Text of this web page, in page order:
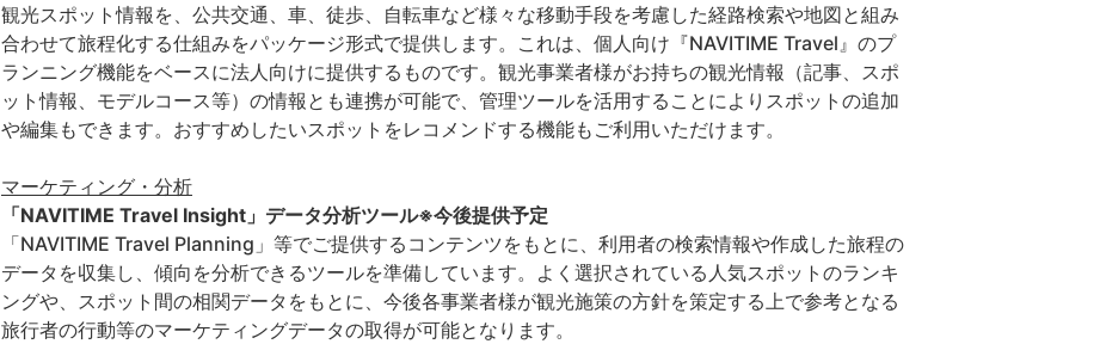
観光スポット情報を、公共交通、車、徒歩、自転車など様々な移動手段を考慮した経路検索や地図と組み
合わせて旅程化する仕組みをパッケージ形式で提供します。これは、個人向け『NAVITIME Travel』のプ
ランニング機能をベースに法人向けに提供するものです。観光事業者様がお持ちの観光情報（記事、スポ
ット情報、モデルコース等）の情報とも連携が可能で、管理ツールを活用することによりスポットの追加
や編集もできます。おすすめしたいスポットをレコメンドする機能もご利用いただけます。
マーケティング・分析
「NAVITIME Travel Insight」データ分析ツール※今後提供予定
「NAVITIME Travel Planning」等でご提供するコンテンツをもとに、利用者の検索情報や作成した旅程の
データを収集し、傾向を分析できるツールを準備しています。よく選択されている人気スポットのランキ
ングや、スポット間の相関データをもとに、今後各事業者様が観光施策の方針を策定する上で参考となる
旅行者の行動等のマーケティングデータの取得が可能となります。